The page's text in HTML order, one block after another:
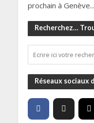
prochain à Genève...
Recherchez…
Réseaux sociaux